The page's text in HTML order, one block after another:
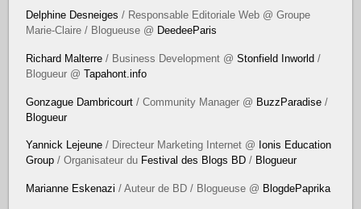
Delphine Desneiges / Responsable Editoriale Web @ Groupe
Marie-Claire / Blogueuse @ DeedeeParis
Richard Malterre / Business Development @Stonfield Inworld /
Blogueur @Tapahont.info
Gonzague Dambricourt / Community Manager @ BuzzParadise /
Blogueur
Yannick Lejeune / Directeur Marketing Internet @ Ionis Education
Group / Organisateur du Festival des Blogs BD / Blogueur
Marianne Eskenazi / Auteur de BD / Blogueuse @ BlogdePaprika